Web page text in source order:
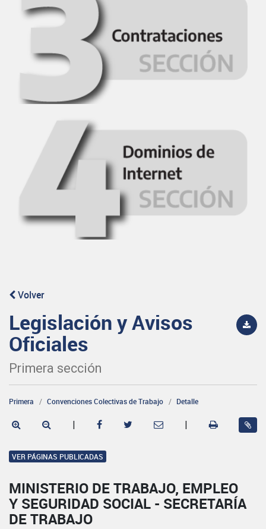
Volver
Legislación y Avisos
Oficiales
Primera sección
Primera Convenciones Colectivas de Trabajo Detalle
| |
VER PÁGINAS PUBLICADAS
MINISTERIO DE TRABAJO, EMPLEO
Y SEGURIDAD SOCIAL - SECRETARÍA
DE TRABAJO